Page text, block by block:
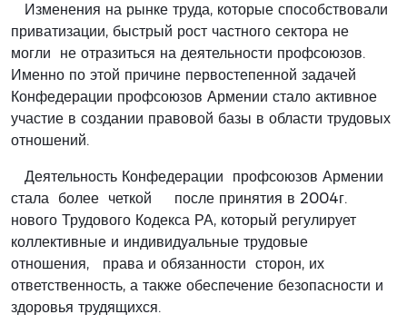
Изменения на рынке труда, которые способствовали
приватизации, быстрый рост частного сектора не
могли не отразиться на деятельности профсоюзов.
Именно по этой причине первостепенной задачей
Конфедерации профсоюзов Армении стало активное
участие в создании правовой базы в области трудовых
отношений.
Деятельность Конфедерации профсоюзов Армении
стала более четкой после принятия в 2004г.
нового Трудового Кодекса РА, который регулирует
коллективные и индивидуальные трудовые
отношения, права и обязанности сторон, их
ответственность, а также обеспечение безопасности и
здоровья трудящихся.